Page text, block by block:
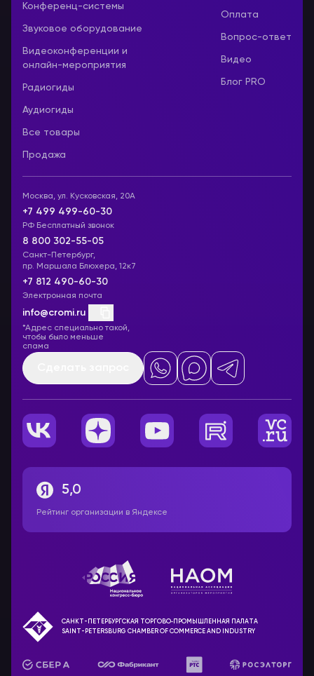
Конференц-системы
Звуковое оборудование
Видеоконференции и
онлайн-мероприятия
Радиогиды
Аудиогиды
Все товары
Продажа
Оплата
Вопрос-ответ
Видео
Блог PRO
Москва, ул. Кусковская, 20А
+7 499 499-60-30
РФ Бесплатный звонок
8 800 302-55-05
Санкт-Петербург,
пр. Маршала Блюхера, 12к7
+7 812 490-60-30
Электронная почта
info@cromi.ru
*Адрес специально такой,
чтобы было меньше
спама
5,0
Рейтинг организации в Яндексе
САНКТ-ПЕТЕРБУРГСКАЯ ТОРГОВО‑ПРОМЫШЛЕННАЯ ПАЛАТА
SAINT-PETERSBURG CHAMBER OF COMMERCE AND INDUSTRY